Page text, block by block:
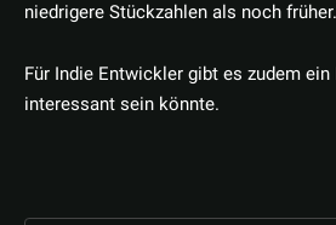
niedrigere Stückzahlen als noch früher.
Für Indie Entwickler gibt es zudem ein
interessant sein könnte.